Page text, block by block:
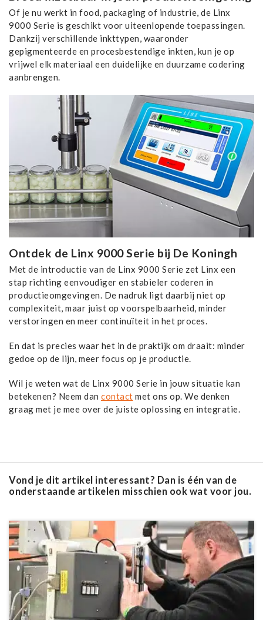
Of je nu werkt in food, packaging of industrie, de Linx
9000 Serie is geschikt voor uiteenlopende toepassingen.
Dankzij verschillende inkttypen, waaronder
gepigmenteerde en procesbestendige inkten, kun je op
vrijwel elk materiaal een duidelijke en duurzame codering
aanbrengen.
Ontdek de Linx 9000 Serie bij De Koningh
Met de introductie van de Linx 9000 Serie zet Linx een
stap richting eenvoudiger en stabieler coderen in
productieomgevingen. De nadruk ligt daarbij niet op
complexiteit, maar juist op voorspelbaarheid, minder
verstoringen en meer continuïteit in het proces.
En dat is precies waar het in de praktijk om draait: minder
gedoe op de lijn, meer focus op je productie.
Wil je weten wat de Linx 9000 Serie in jouw situatie kan
betekenen? Neem dan contact met ons op. We denken
graag met je mee over de juiste oplossing en integratie.
Vond je dit artikel interessant? Dan is één van de
onderstaande artikelen misschien ook wat voor jou.